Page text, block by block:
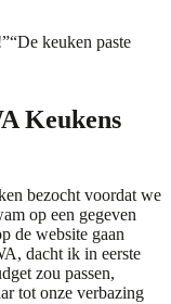
“De keuken paste
Keukens
bezocht voordat we
op een gegeven
de website gaan
dacht ik in eerste
zou passen,
tot onze verbazing